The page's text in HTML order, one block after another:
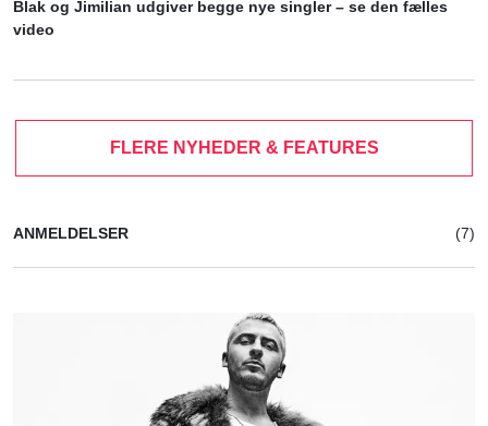
Blak og Jimilian udgiver begge nye singler – se den fælles
video
FLERE NYHEDER & FEATURES
ANMELDELSER (7)